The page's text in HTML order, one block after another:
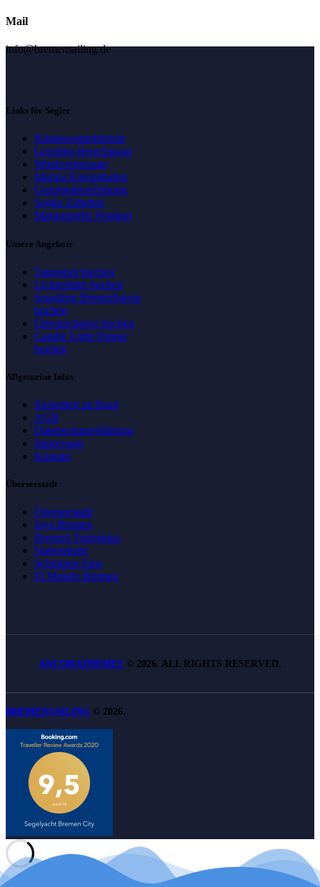
Mail
info@bremensailing.de
Links für Segler
Küstenwetterbericht
Gezeiten Berechnung
Windvorhersage
Marina Europahafen
Gezeitenberechnung
Segler Zubehör
Marinetraffic Position
Unsere Angebote
Tagestörn buchen
Lichterfahrt buchen
Segeltörn Bremerhaven
buchen
Übernachtung buchen
Candle Light Dinner
buchen
Allgemeine Infos
Sicherheit an Bord
AGB
Datenschutzerklärung
Impressum
Kontakt
Überseestadt
Überseestadt
Jaya Bremen
Bremen Tourismus
Nahverkehr
Schuppen Eins
El Mundo Bremen
ANCORATHEMES © 2026. ALL RIGHTS RESERVED.
BREMENSAILING © 2026.